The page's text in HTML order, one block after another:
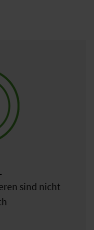
sind nicht